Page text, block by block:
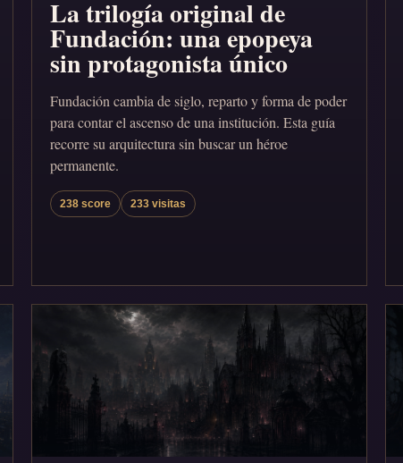
La trilogía original de
Fundación: una epopeya
sin protagonista único
Fundación cambia de siglo, reparto y forma de poder
para contar el ascenso de una institución. Esta guía
recorre su arquitectura sin buscar un héroe
permanente.
238 score 233 visitas